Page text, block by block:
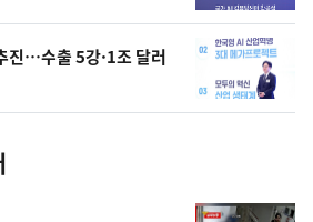
진…수출 5강·1조 달러